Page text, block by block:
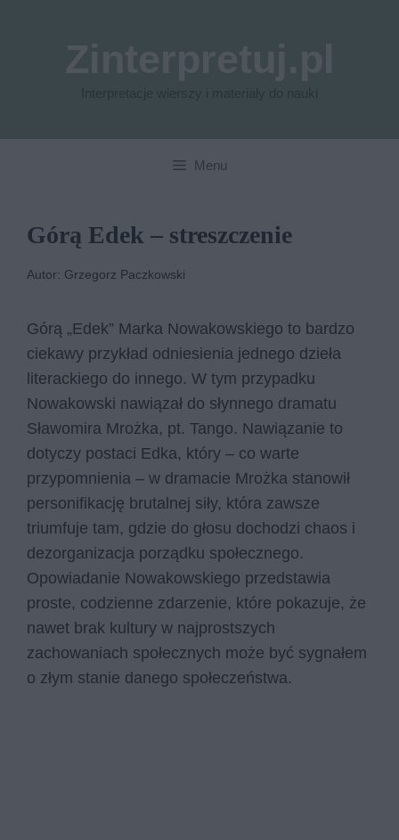
Menu
Górą Edek – streszczenie
Autor: Grzegorz Paczkowski
Górą „Edek” Marka Nowakowskiego to bardzo
ciekawy przykład odniesienia jednego dzieła
literackiego do innego. W tym przypadku
Nowakowski nawiązał do słynnego dramatu
Sławomira Mrożka, pt. Tango. Nawiązanie to
dotyczy postaci Edka, który – co warte
przypomnienia – w dramacie Mrożka stanowił
personifikację brutalnej siły, która zawsze
triumfuje tam, gdzie do głosu dochodzi chaos i
dezorganizacja porządku społecznego.
Opowiadanie Nowakowskiego przedstawia
proste, codzienne zdarzenie, które pokazuje, że
nawet brak kultury w najprostszych
zachowaniach społecznych może być sygnałem
o złym stanie danego społeczeństwa.